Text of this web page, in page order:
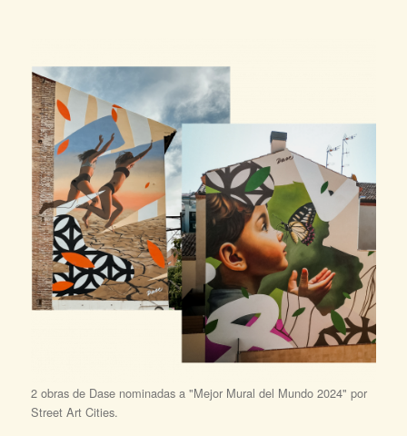
2 obras de Dase nominadas a "Mejor Mural del Mundo 2024" por
Street Art Cities.